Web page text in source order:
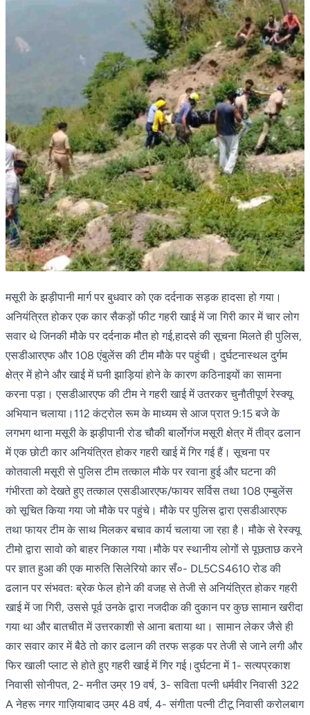
मसूरी के झड़ीपानी मार्ग पर बुधवार को एक दर्दनाक सड़क हादसा हो गया।
अनियंत्रित होकर एक कार सैकड़ों फीट गहरी खाई में जा गिरी कार में चार लोग
सवार थे जिनकी मौके पर दर्दनाक मौत हो गई,हादसे की सूचना मिलते ही पुलिस,
एसडीआरएफ और 108 एंबुलेंस की टीम मौके पर पहुंची। दुर्घटनास्थल दुर्गम
क्षेत्र में होने और खाई में घनी झाड़ियां होने के कारण कठिनाइयों का सामना
करना पड़ा। एसडीआरएफ की टीम ने गहरी खाई में उतरकर चुनौतीपूर्ण रेस्क्यू
अभियान चलाया।112 कंट्रोल रूम के माध्यम से आज प्रात 9:15 बजे के
लगभग थाना मसूरी के झड़ीपानी रोड चौकी बार्लोगंज मसूरी क्षेत्र में तीव्र ढलान
में एक छोटी कार अनियंत्रित होकर गहरी खाई में गिर गई हैं। सूचना पर
कोतवाली मसूरी से पुलिस टीम तत्काल मौके पर रवाना हुई और घटना की
गंभीरता को देखते हुए तत्काल एसडीआरएफ/फायर सर्विस तथा 108 एम्बुलेंस
को सूचित किया गया जो मौके पर पहुंचे। मौके पर पुलिस द्वारा एसडीआरएफ
तथा फायर टीम के साथ मिलकर बचाव कार्य चलाया जा रहा है। मौके से रेस्क्यू
टीमो द्वारा सावो को बाहर निकाल गया।मौके पर स्थानीय लोगों से पूछताछ करने
पर ज्ञात हुआ की एक मारुति सिलेरियो कार सँ०- DL5CS4610 रोड की
ढलान पर संभवतः ब्रेक फेल होने की वजह से तेजी से अनियंत्रित होकर गहरी
खाई में जा गिरी, उससे पूर्व उनके द्वारा नजदीक की दुकान पर कुछ सामान खरीदा
गया था और बातचीत में उत्तरकाशी से आना बताया था। सामान लेकर जैसे ही
कार सवार कार में बैठे तो कार ढलान की तरफ सड़क पर तेजी से जाने लगी और
फिर खाली प्लाट से होते हुए गहरी खाई में गिर गई।दुर्घटना में 1- सत्यप्रकाश
निवासी सोनीपत, 2- मनीत उम्र 19 वर्ष, 3- सविता पत्नी धर्मवीर निवासी 322
A नेहरू नगर गाज़ियाबाद उम्र 48 वर्ष, 4- संगीता पत्नी टीटू निवासी करोलबाग